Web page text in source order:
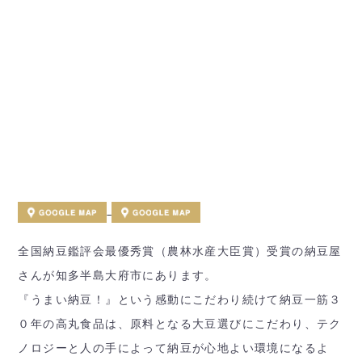
全国納豆鑑評会最優秀賞（農林水産大臣賞）受賞の納豆屋
さんが知多半島大府市にあります。
『うまい納豆！』という感動にこだわり続けて納豆一筋３
０年の高丸食品は、原料となる大豆選びにこだわり、テク
ノロジーと人の手によって納豆が心地よい環境になるよ